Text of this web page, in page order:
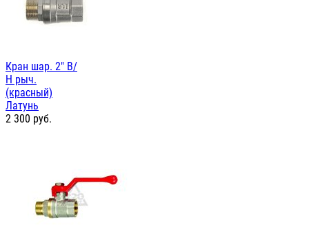
Кран шар. 2" В/
Н рыч.
(красный)
Латунь
2 300 руб.